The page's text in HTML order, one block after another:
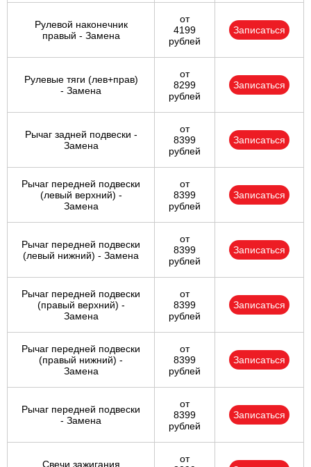
Рулевой наконечник
правый - Замена
от
4199
рублей
Записаться
Рулевые тяги (лев+прав)
- Замена
от
8299
рублей
Записаться
Рычаг задней подвески -
Замена
от
8399
рублей
Записаться
Рычаг передней подвески
(левый верхний) -
Замена
от
8399
рублей
Записаться
Рычаг передней подвески
(левый нижний) - Замена
от
8399
рублей
Записаться
Рычаг передней подвески
(правый верхний) -
Замена
от
8399
рублей
Записаться
Рычаг передней подвески
(правый нижний) -
Замена
от
8399
рублей
Записаться
Рычаг передней подвески
- Замена
от
8399
рублей
Записаться
Свечи зажигания
от